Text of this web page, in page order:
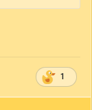
1